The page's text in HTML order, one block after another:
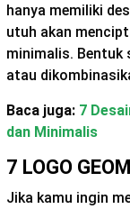
hanya memiliki
utuh akan
minimalis. Bentuk
atau
Baca juga: 7
dan Minimalis
7 LOGO
Jika kamu ingin